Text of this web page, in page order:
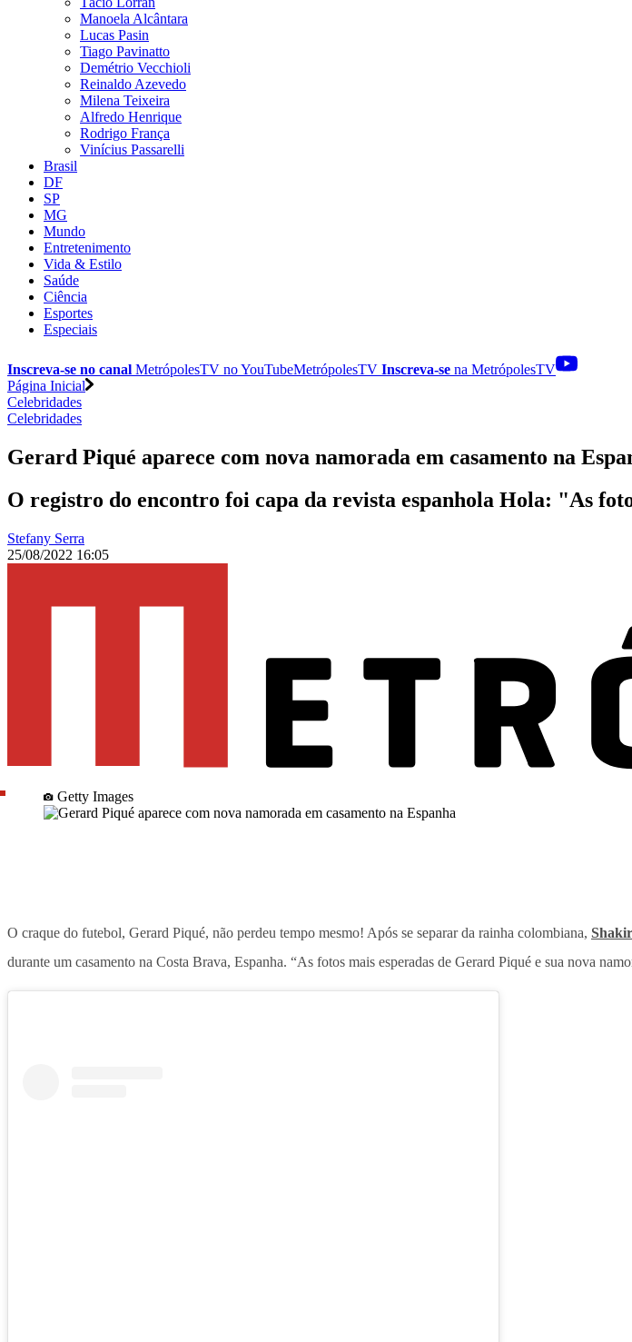
Manoela Alcântara
Lucas Pasin
Tiago Pavinatto
Demétrio Vecchioli
Reinaldo Azevedo
Milena Teixeira
Alfredo Henrique
Rodrigo França
Vinícius Passarelli
Brasil
DF
SP
MG
Mundo
Entretenimento
Vida & Estilo
Saúde
Ciência
Esportes
Especiais
Inscreva-se no canal MetrópolesTV noYouTubeMetrópolesTV Inscreva-se na MetrópolesTV
Página Inicial
Celebridades
Celebridades
Gerard Piqué aparece com nova namorada em casamento na
O registro do encontro foi capa da revista espanhola Hola: "As
Stefany Serra
25/08/2022 16:05
Getty Images
O craque do futebol, Gerard Piqué, não perdeu tempo mesmo! Após se separar da rainha colombiana,
durante um casamento na Costa Brava, Espanha. “As fotos mais esperadas de Gerard Piqué e sua nova